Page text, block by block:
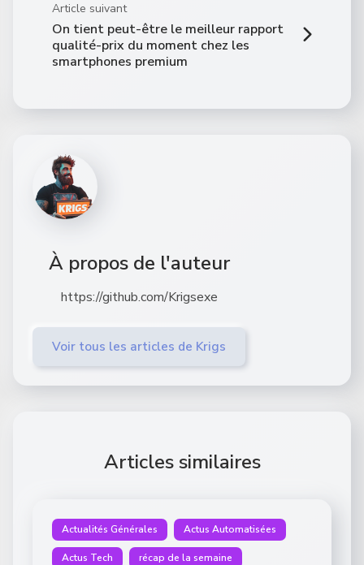
Article suivant
On tient peut-être le meilleur rapport
qualité-prix du moment chez les
smartphones premium
À propos de l'auteur
https://github.com/Krigsexe
Voir tous les articles de Krigs
Articles similaires
Actualités Générales Actus Automatisées
Actus Tech récap de la semaine